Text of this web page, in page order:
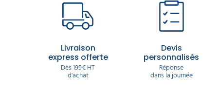
Livraison
express offerte
Dès 199€ HT
d'achat
Devis
personnalisés
Réponse
dans la journée